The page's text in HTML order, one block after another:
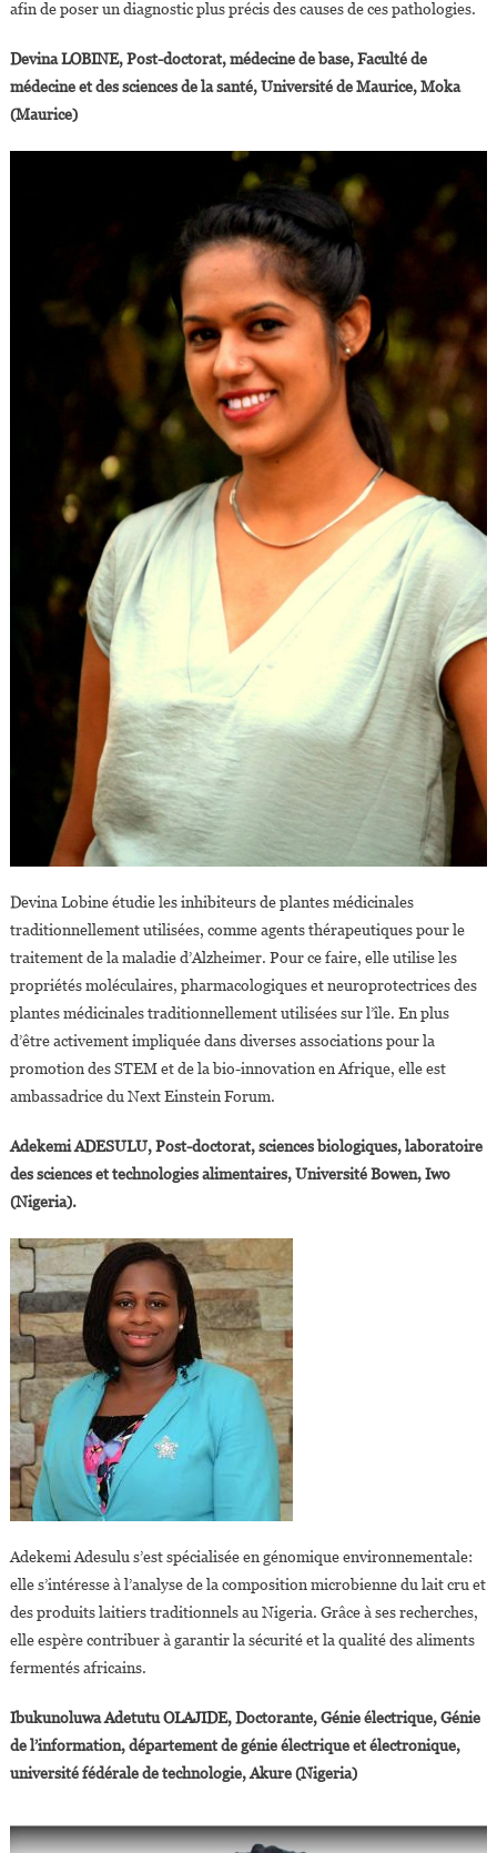
afin de poser un diagnostic plus précis des causes de ces pathologies.
Devina LOBINE, Post-doctorat, médecine de base, Faculté de
médecine et des sciences de la santé, Université de Maurice, Moka
(Maurice)
Devina Lobine étudie les inhibiteurs de plantes médicinales
traditionnellement utilisées, comme agents thérapeutiques pour le
traitement de la maladie d’Alzheimer. Pour ce faire, elle utilise les
propriétés moléculaires, pharmacologiques et neuroprotectrices des
plantes médicinales traditionnellement utilisées sur l’île. En plus
d’être activement impliquée dans diverses associations pour la
promotion des STEM et de la bio-innovation en Afrique, elle est
ambassadrice du Next Einstein Forum.
Adekemi ADESULU, Post-doctorat, sciences biologiques, laboratoire
des sciences et technologies alimentaires, Université Bowen, Iwo
(Nigeria).
Adekemi Adesulu s’est spécialisée en génomique environnementale:
elle s’intéresse à l’analyse de la composition microbienne du lait cru et
des produits laitiers traditionnels au Nigeria. Grâce à ses recherches,
elle espère contribuer à garantir la sécurité et la qualité des aliments
fermentés africains.
Ibukunoluwa Adetutu OLAJIDE, Doctorante, Génie électrique, Génie
de l’information, département de génie électrique et électronique,
université fédérale de technologie, Akure (Nigeria)